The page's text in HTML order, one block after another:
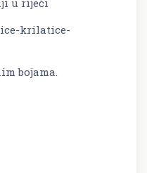
krilatice-
bojama.